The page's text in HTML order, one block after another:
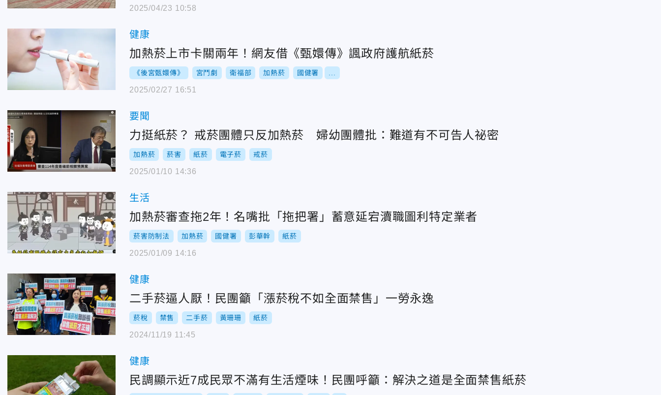
2025/04/23 10:58
健康
加熱菸上市卡關兩年！網友借《甄嬛傳》諷政府護航紙菸
《後宮甄嬛傳》 宮鬥劇 衛福部 加熱菸 國健署
2025/02/27 16:51
要聞
力挺紙菸？ 戒菸團體只反加熱菸 婦幼團體批：難道有不可告人祕密
加熱菸 菸害 紙菸 電子菸 戒菸
2025/01/10 14:36
生活
加熱菸審查拖2年！名嘴批「拖把署」蓄意延宕瀆職圖利特定業者
菸害防制法 加熱菸 國健署 彭華幹 紙菸
2025/01/09 14:16
健康
二手菸逼人厭！民團籲「漲菸稅不如全面禁售」一勞永逸
菸稅 禁售 二手菸 黃珊珊 紙菸
2024/11/19 11:45
健康
民調顯示近7成民眾不滿有生活煙味！民團呼籲：解決之道是全面禁售紙菸